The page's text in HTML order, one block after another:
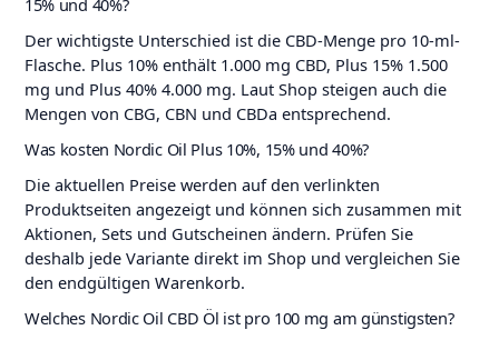
Der wichtigste Unterschied ist die CBD-Menge pro 10-ml-
Flasche. Plus 10% enthält 1.000 mg CBD, Plus 15% 1.500
mg und Plus 40% 4.000 mg. Laut Shop steigen auch die
Mengen von CBG, CBN und CBDa entsprechend.
Was kosten Nordic Oil Plus 10%, 15% und 40%?
Die aktuellen Preise werden auf den verlinkten
Produktseiten angezeigt und können sich zusammen mit
Aktionen, Sets und Gutscheinen ändern. Prüfen Sie
deshalb jede Variante direkt im Shop und vergleichen Sie
den endgültigen Warenkorb.
Welches Nordic Oil CBD Öl ist pro 100 mg am günstigsten?